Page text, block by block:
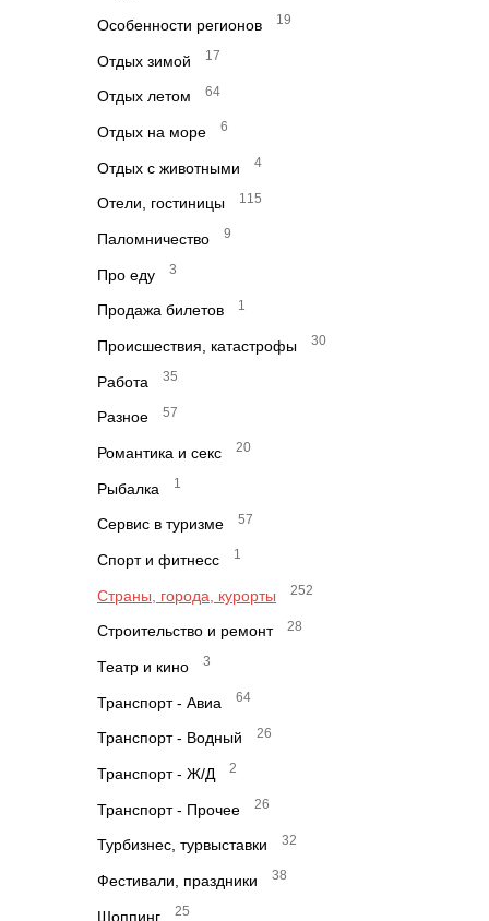
Особенности регионов 19
Отдых зимой 17
Отдых летом 64
Отдых на море 6
Отдых с животными 4
Отели, гостиницы 115
Паломничество 9
Про еду 3
Продажа билетов 1
Происшествия, катастрофы 30
Работа 35
Разное 57
Романтика и секс 20
Рыбалка 1
Сервис в туризме 57
Спорт и фитнесс 1
Страны, города, курорты 252
Строительство и ремонт 28
Театр и кино 3
Транспорт - Авиа 64
Транспорт - Водный 26
Транспорт - Ж/Д 2
Транспорт - Прочее 26
Турбизнес, турвыставки 32
Фестивали, праздники 38
Шоппинг 25